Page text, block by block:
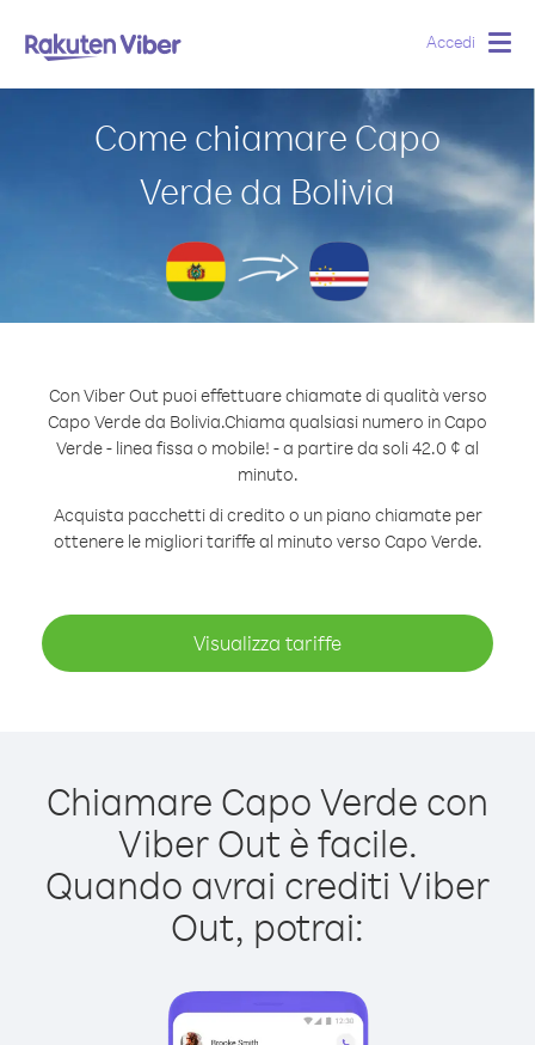
Accedi
Come chiamare Capo
Verde da Bolivia
Con Viber Out puoi effettuare chiamate di qualità verso
Capo Verde da Bolivia.Chiama qualsiasi numero in Capo
Verde - linea fissa o mobile! - a partire da soli 42.0 ¢ al
minuto.
Acquista pacchetti di credito o un piano chiamate per
ottenere le migliori tariffe al minuto verso Capo Verde.
Visualizza tariffe
Chiamare Capo Verde con
Viber Out è facile.
Quando avrai crediti Viber
Out, potrai: